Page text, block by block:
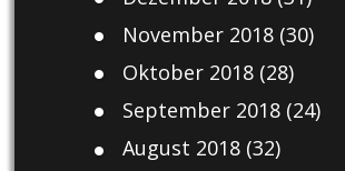
November 2018(30)
Oktober 2018(28)
September 2018(24)
August 2018(32)